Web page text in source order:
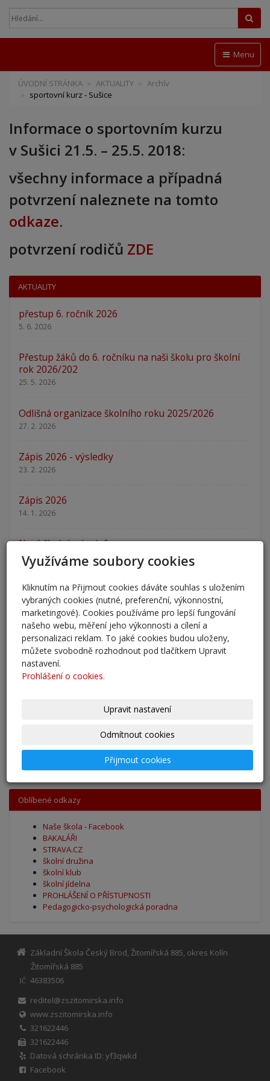
Menu
ÚVODNÍ STRÁNKA AKTUALITY
Archív
sportovní kurz - Sušice
Informace o sportovním kurzu
v Sušici 21.5. – 25.5. 2018:
všechny informace a případná
potvrzení naleznete na tomto
odkaze.
potvrzení rodičů ZDE
AKTUALITY
přestup 6. ročník 2026
5. 6. 2026
Přestup žáků do 6. ročníku na naši školu pro školní
rok 2026/202
25. 5. 2026
Odlišná organizace školního roku 2025/2026
27. 2. 2026
Zápis 2026 - výsledky
23. 2. 2026
Zápis 2026
14. 1. 2026
Nový školní rok - informace
31. 8. 2025
Pěšky do školy
29. 8. 2025
Adaptační kurzy
27. 8. 2025
Zahájení školního roku 2025/2026
Výsledky - přestup do 6. očníku
Oblíbené odkazy
Naše škola - Facebook
BAKALÁŘI
STRAVA.CZ
školní družina
školní klub
školní jídelna
PROHLÁŠENÍ O PŘÍSTUPNOSTI
Pedagogicko-psychologická poradna
Základní Škola Český Brod, Žitomířská 885, okres Kolín
Žitomířská 885
IČ
46383506
reditel@zszitomirska.info
www.zszitomirska.info
321622446
321622446
Datová schránka ID: yf3qwkd
Facebook
Využíváme soubory cookies
Kliknutím na Přijmout cookies dáváte souhlas s uložením
vybraných cookies (nutné, preferenční, výkonnostní,
marketingové). Cookies používáme pro lepší fungování
našeho webu, měření jeho výkonnosti a cílení a
personalizaci reklam. To jaké cookies budou uloženy,
můžete svobodně rozhodnout pod tlačítkem Upravit
nastavení.
Prohlášení o cookies.
Upravit nastavení
Odmítnout cookies
Přijmout cookies